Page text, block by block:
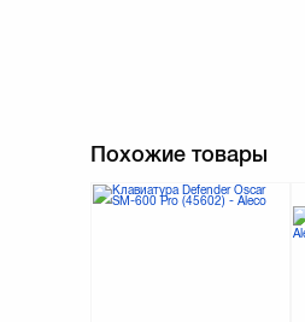
Похожие товары